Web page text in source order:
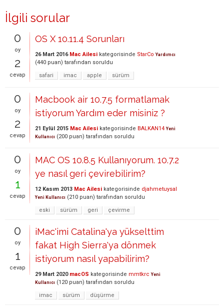
İlgili sorular
0
oy
2
cevap
OS X 10.11.4 Sorunları
26 Mart 2016 Mac Ailesi kategorisinde StarCo Yardımcı
(440 puan) tarafından soruldu
safari
imac apple sürüm
0
oy
2
cevap
Macbook air 10.7.5 formatlamak
istiyorum Yardım eder misiniz ?
21 Eylül 2015 Mac Ailesi kategorisinde BALKAN14 Yeni
Kullanıcı (200 puan) tarafından soruldu
0
oy
1
cevap
MAC OS 10.8.5 Kullanıyorum. 10.7.2
ye nasıl geri çevirebilirim?
12 Kasım 2013 Mac Ailesi kategorisinde djahmetuysal
Yeni Kullanıcı (210 puan) tarafından soruldu
eski
sürüm geri çevirme
0
oy
1
cevap
iMac'imi Catalina'ya yükselttim
fakat High Sierra'ya dönmek
istiyorum nasıl yapabilirim?
29 Mart 2020 macOS kategorisinde mmtkrc Yeni
Kullanıcı (120 puan) tarafından soruldu
imac
sürüm düşürme